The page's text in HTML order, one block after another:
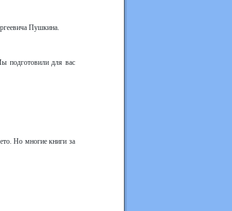
Пушкина.
подготовили для вас
Но многие книги за